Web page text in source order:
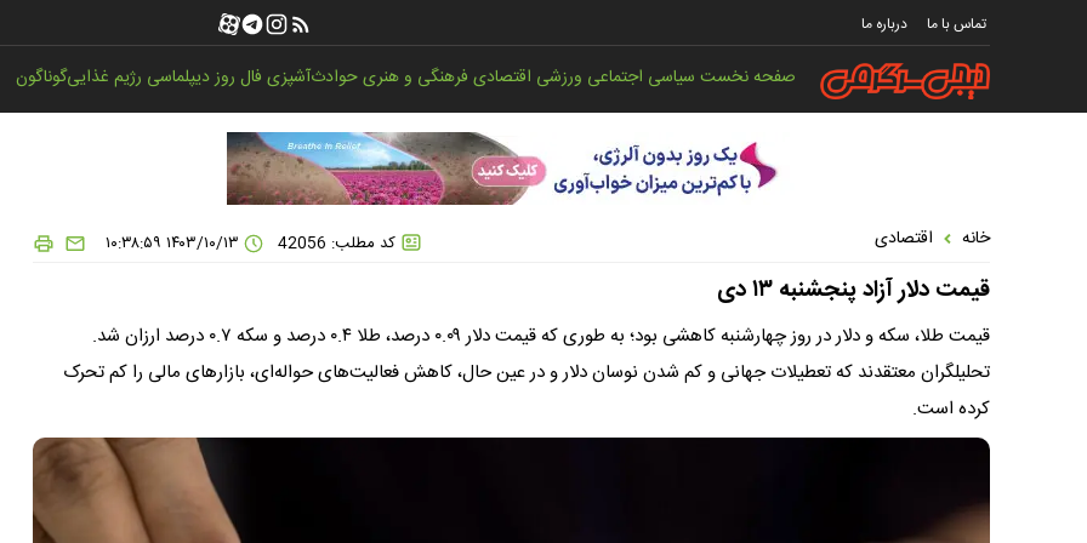
تماس با ما درباره ما
صفحه نخستسیاسی اجتماعی ورزشی اقتصادیفرهنگی و هنریحوادثآشپزیفال روزدیپلماسی رژیم غذاییگوناگون
خانه اقتصادی کد مطلب: 42056
قیمت دلار آزاد پنجشنبه ۱۳ دی
قیمت طلا، سکه و دلار در روز چهارشنبه کاهشی بود؛ به طوری که قیمت دلار ۰.۰۹ درصد، طلا ۰.۴ درصد و سکه ۰.۷ درصد ارزان شد.
تحلیلگران معتقدند که تعطیلات جهانی و کم شدن نوسان دلار و در عین حال، کاهش فعالیت‌های حواله‌ای، بازارهای مالی را کم تحرک
کرده است.